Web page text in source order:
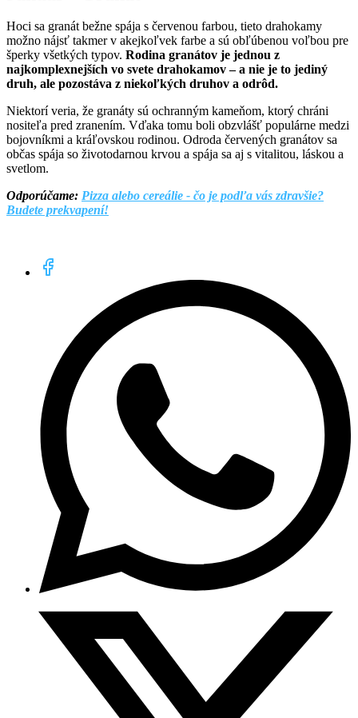
Hoci sa granát bežne spája s červenou farbou, tieto drahokamy
možno nájsť takmer v akejkoľvek farbe a sú obľúbenou voľbou pre
šperky všetkých typov. Rodina granátov je jednou z
najkomplexnejších vo svete drahokamov – a nie je to jediný
druh, ale pozostáva z niekoľkých druhov a odrôd.
Niektorí veria, že granáty sú ochranným kameňom, ktorý chráni
nositeľa pred zranením. Vďaka tomu boli obzvlášť populárne medzi
bojovníkmi a kráľovskou rodinou. Odroda červených granátov sa
občas spája so životodarnou krvou a spája sa aj s vitalitou, láskou a
svetlom.
Odporúčame: Pizza alebo cereálie - čo je podľa vás zdravšie?
Budete prekvapení!